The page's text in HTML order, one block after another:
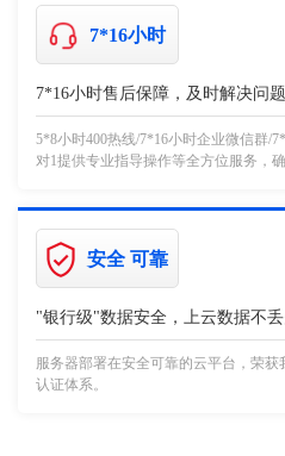
7*16小时
7*16小时售后保障，及时解决问题
5*8小时400热线/7*16小时企业微信群/
对1提供专业指导操作等全方位服务，
安全 可靠
"银行级"数据安全，上云数据不
服务器部署在安全可靠的云平台，荣
认证体系。